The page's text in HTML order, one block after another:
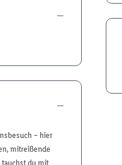
– hier
mitreißende
du mit